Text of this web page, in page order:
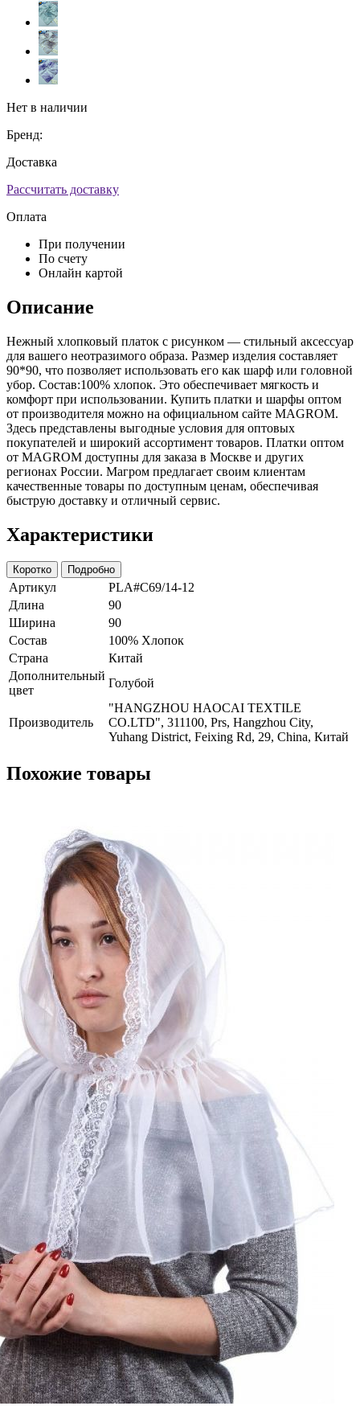
Нет в наличии
Бренд:
Доставка
Рассчитать доставку
Оплата
При получении
По счету
Онлайн картой
Описание
Нежный хлопковый платок с рисунком — стильный аксессуар
для вашего неотразимого образа. Размер изделия составляет
90*90, что позволяет использовать его как шарф или головной
убор. Состав:100% хлопок. Это обеспечивает мягкость и
комфорт при использовании. Купить платки и шарфы оптом
от производителя можно на официальном сайте MAGROM.
Здесь представлены выгодные условия для оптовых
покупателей и широкий ассортимент товаров. Платки оптом
от MAGROM доступны для заказа в Москве и других
регионах России. Магром предлагает своим клиентам
качественные товары по доступным ценам, обеспечивая
быструю доставку и отличный сервис.
Характеристики
Коротко Подробно
Артикул
PLA#C69/14-12
Длина
90
Ширина
90
Состав
100% Хлопок
Страна
Китай
Дополнительный
цвет
Голубой
Производитель
"HANGZHOU HAOCAI TEXTILE
CO.LTD", 311100, Prs, Hangzhou City,
Yuhang District, Feixing Rd, 29, China, Китай
Похожие товары